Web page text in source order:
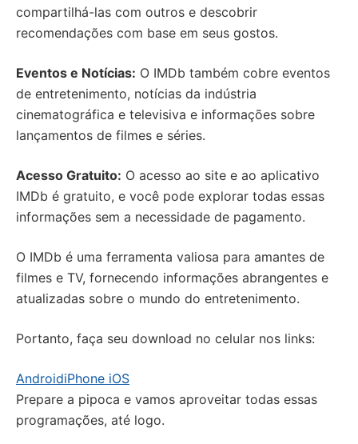
compartilhá-las com outros e descobrir
recomendações com base em seus gostos.
Eventos e Notícias: O IMDb também cobre eventos
de entretenimento, notícias da indústria
cinematográfica e televisiva e informações sobre
lançamentos de filmes e séries.
Acesso Gratuito: O acesso ao site e ao aplicativo
IMDb é gratuito, e você pode explorar todas essas
informações sem a necessidade de pagamento.
O IMDb é uma ferramenta valiosa para amantes de
filmes e TV, fornecendo informações abrangentes e
atualizadas sobre o mundo do entretenimento.
Portanto, faça seu download no celular nos links:
AndroidiPhone iOS
Prepare a pipoca e vamos aproveitar todas essas
programações, até logo.